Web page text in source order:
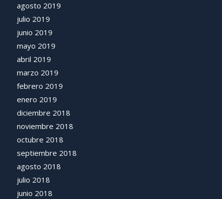
agosto 2019
julio 2019
junio 2019
mayo 2019
abril 2019
marzo 2019
febrero 2019
enero 2019
diciembre 2018
noviembre 2018
octubre 2018
septiembre 2018
agosto 2018
julio 2018
junio 2018